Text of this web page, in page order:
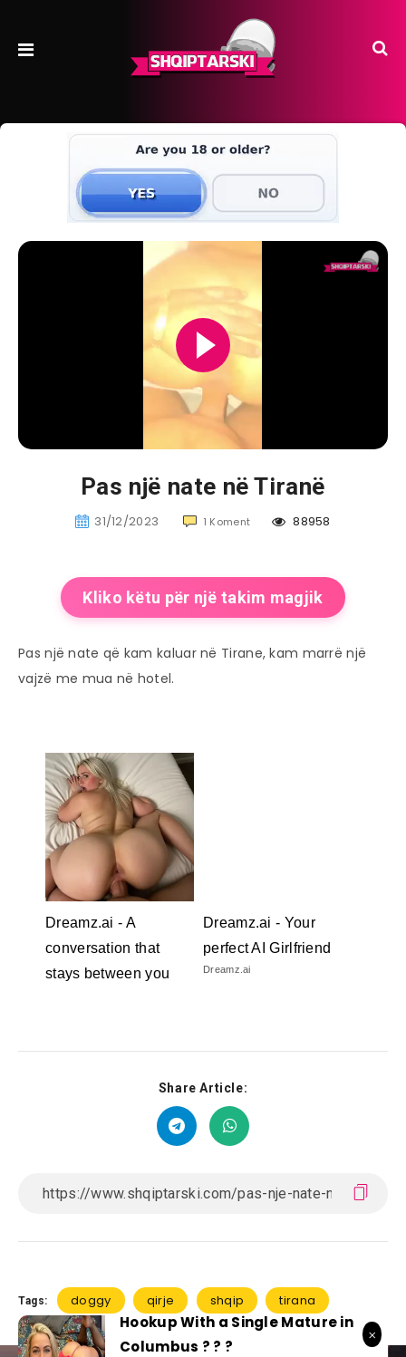
Pas një nate në Tiranë
31/12/2023 1 Koment 88958
Kliko këtu për një takim magjik
Pas një nate që kam kaluar në Tirane, kam marrë një
vajzë me mua në hotel.
Dreamz.ai - A
conversation that
stays between you
Dreamz.ai - Your
perfect AI Girlfriend
Dreamz.ai
Share Article:
Tags: doggy qirje shqip tirana
Hookup With a Single Mature in
Columbus ? ? ?